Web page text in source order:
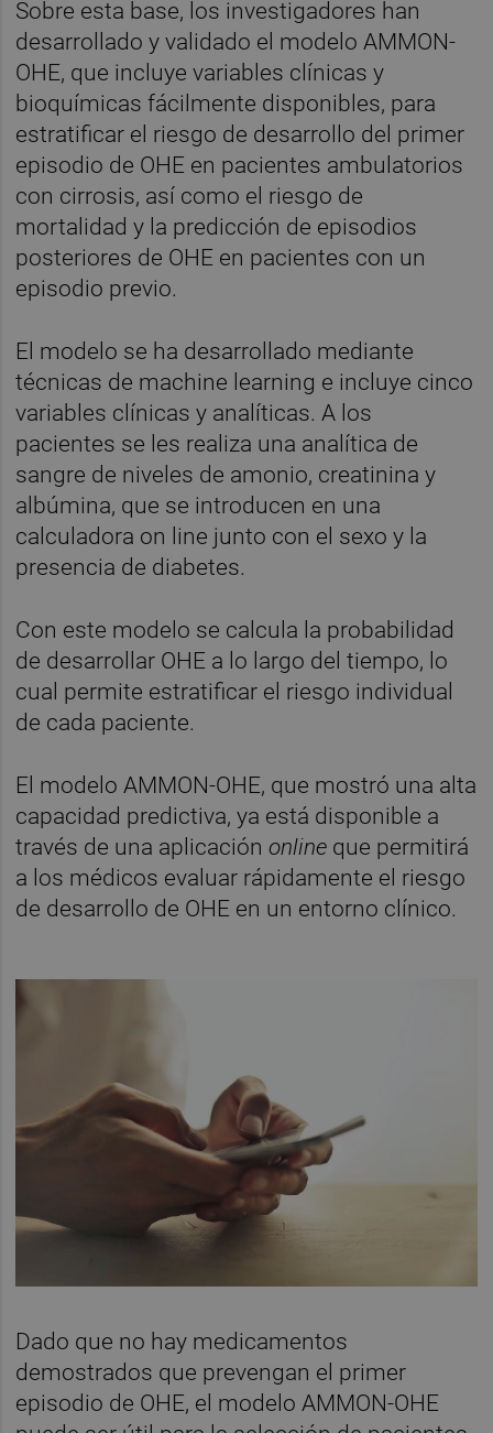
Sobre esta base, los investigadores han
desarrollado y validado el modelo AMMON-
OHE, que incluye variables clínicas y
bioquímicas fácilmente disponibles, para
estratificar el riesgo de desarrollo del primer
episodio de OHE en pacientes ambulatorios
con cirrosis, así como el riesgo de
mortalidad y la predicción de episodios
posteriores de OHE en pacientes con un
episodio previo.
El modelo se ha desarrollado mediante
técnicas de machine learning e incluye cinco
variables clínicas y analíticas. A los
pacientes se les realiza una analítica de
sangre de niveles de amonio, creatinina y
albúmina, que se introducen en una
calculadora on line junto con el sexo y la
presencia de diabetes.
Con este modelo se calcula la probabilidad
de desarrollar OHE a lo largo del tiempo, lo
cual permite estratificar el riesgo individual
de cada paciente.
El modelo AMMON-OHE, que mostró una alta
capacidad predictiva, ya está disponible a
través de una aplicaciónonline que permitirá
a los médicos evaluar rápidamente el riesgo
de desarrollo de OHE en un entorno clínico.
Dado que no hay medicamentos
demostrados que prevengan el primer
episodio de OHE, el modelo AMMON-OHE